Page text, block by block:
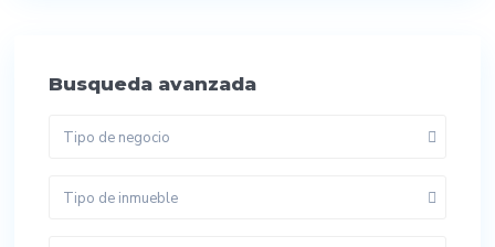
Busqueda avanzada
Tipo de negocio
Tipo de inmueble